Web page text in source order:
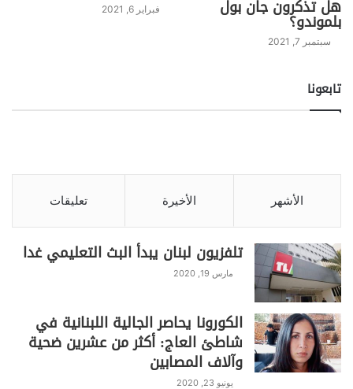
هل تذكرون جان بول
بلموندو؟
سبتمبر 7, 2021
فبراير 6, 2021
تابعونا
الأشهر الأخيرة تعليقات
تلفزيون لبنان يبدأ البث التعليمي غدا
مارس 19, 2020
الكورونا يحاصر الجالية اللبنانية في
شاطئ العاج: أكثر من عشرين ضحية
وآلاف المصابين
يونيو 23, 2020